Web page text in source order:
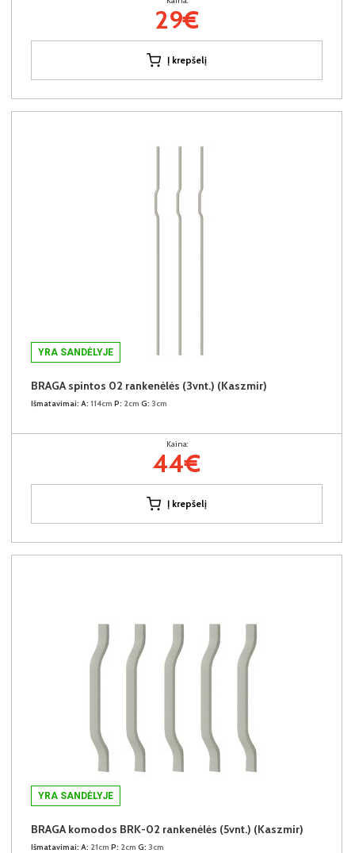
29€
Į krepšelį
YRA SANDĖLYJE
BRAGA spintos 02 rankenėlės (3vnt.) (Kaszmir)
Išmatavimai: A: 114cm P: 2cm G: 3cm
Kaina:
44€
Į krepšelį
YRA SANDĖLYJE
BRAGA komodos BRK-02 rankenėlės (5vnt.) (Kaszmir)
Išmatavimai: A: 21cm P: 2cm G: 3cm